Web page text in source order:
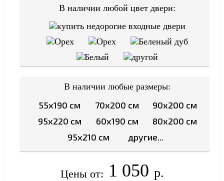
В наличии любой цвет двери:
В наличии любые размеры:
55x190 см 70x200 см
90x200 см
95x220 см
60x190 см
80x200 см
95x210 см
другие...
Цены от: 1 050 р.